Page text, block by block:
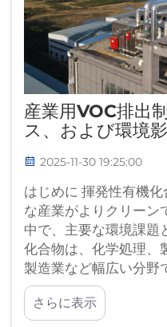
産業用VOC排出
ス、および環境
2025-11-30 19:25:00
はじめに 揮発性有機
な産業がよりクリーン
中で、主要な環境課題
化合物は、化学処理、
製造業など幅広い分野
さらに表示